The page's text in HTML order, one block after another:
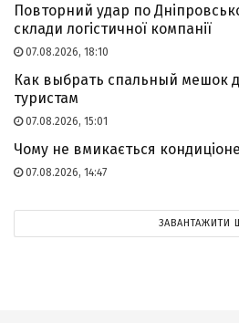
Повторний удар по
склади логістичної компанії
07.08.2026, 18:10
Как выбрать спальный мешок
туристам
07.08.2026, 15:01
Чому не вмикається
07.08.2026, 14:47
ЗАВАНТАЖИТИ